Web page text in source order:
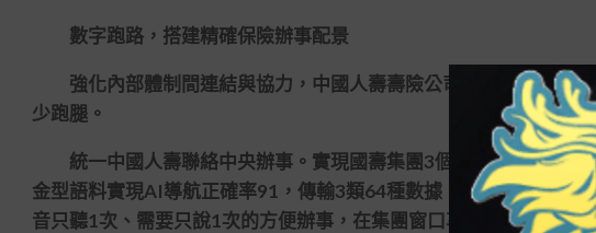
數字跑路，搭建精確保險辦事配景
強化內部體制間連結與協力，中國人壽壽險公司不停增加辦事核
少跑腿。
統一中國人壽聯絡中央辦事。實現國壽集團3個板塊、境內境外
金型語料實現AI導航正確率91，傳輸3類64種數據，確保辦事接續
音只聽1次、需要只說1次的方便辦事，在集團窗口享受集團-子公司